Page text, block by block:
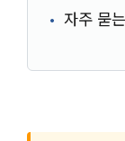
자주 묻